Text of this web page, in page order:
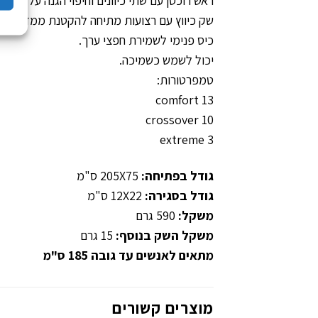
שק כיווץ עם רצועות מתיחה להקטנת ממדי
כיס פנימי לשמירת חפצי ערך.
יכול לשמש כשמיכה.
טמפרטורות:
comfort 13
crossover 10
extreme 3
גודל בפתיחה:
גודל בסגירה:
משקל:
משקל השק בנוסף:
מתאים לאנשים עד גובה 185 ס"מ
מוצרים קשורים